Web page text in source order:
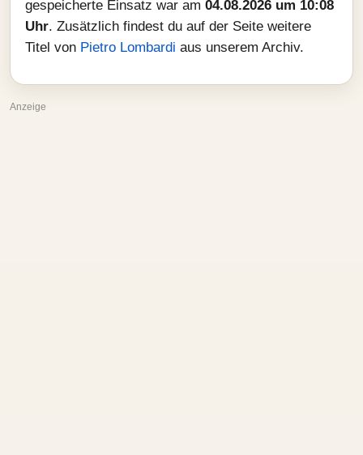
gespeicherte Einsatz war am 04.08.2026 um 10:08
Uhr. Zusätzlich findest du auf der Seite weitere
Titel von Pietro Lombardi aus unserem Archiv.
Anzeige